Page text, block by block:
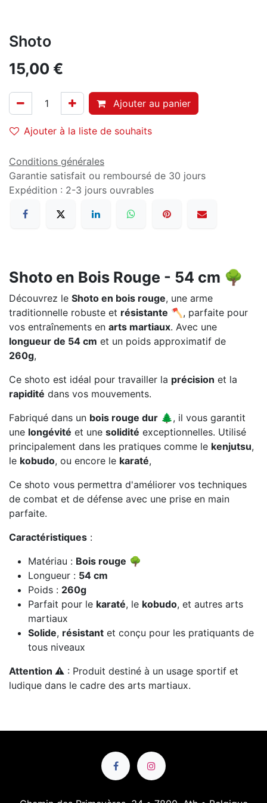
Shoto
15,00 €
Ajouter au panier
Ajouter à la liste de souhaits
Conditions générales
Garantie satisfait ou remboursé de 30 jours
Expédition : 2-3 jours ouvrables
Shoto en Bois Rouge - 54 cm 🌳
Découvrez le Shoto en bois rouge, une arme
traditionnelle robuste et résistante 🪓, parfaite pour
vos entraînements en arts martiaux. Avec une
longueur de 54 cm et un poids approximatif de
260g,
Ce shoto est idéal pour travailler la précision et la
rapidité dans vos mouvements.
Fabriqué dans un bois rouge dur 🌲, il vous garantit
une longévité et une solidité exceptionnelles. Utilisé
principalement dans les pratiques comme le kenjutsu,
le kobudo, ou encore le karaté,
Ce shoto vous permettra d'améliorer vos techniques
de combat et de défense avec une prise en main
parfaite.
Caractéristiques :
Matériau : Bois rouge 🌳
Longueur : 54 cm
Poids : 260g
Parfait pour le karaté, le kobudo, et autres arts
martiaux
Solide, résistant et conçu pour les pratiquants de
tous niveaux
Attention ⚠️ : Produit destiné à un usage sportif et
ludique dans le cadre des arts martiaux.